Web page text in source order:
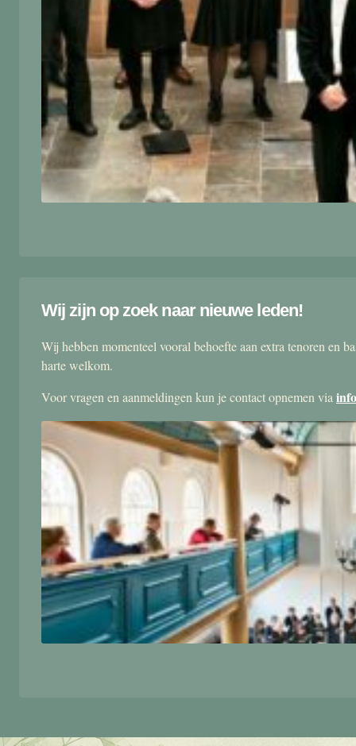
Wij zijn op zoek naar nieuwe leden!
Wij hebben momenteel vooral behoefte aan extra tenoren en
harte welkom.
Voor vragen en aanmeldingen kun je contact opnemen via